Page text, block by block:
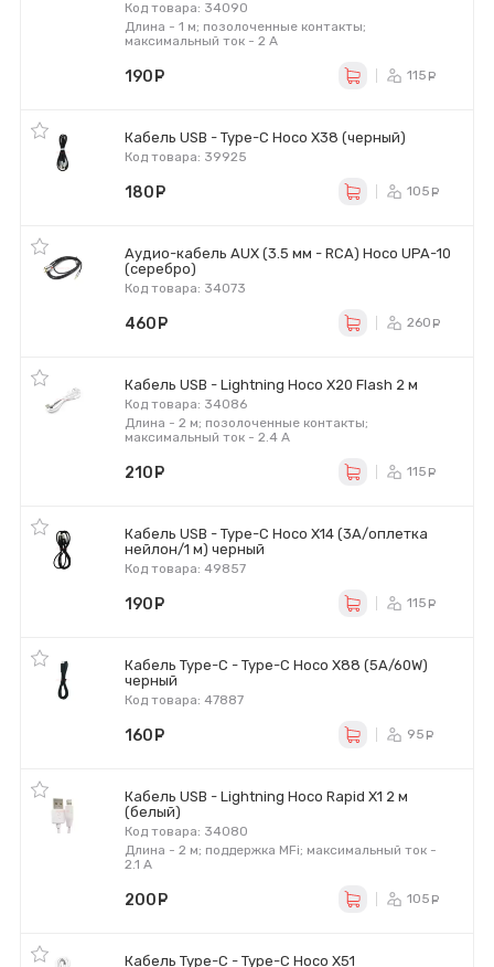
Код товара: 34090
Длина - 1 м; позолоченные контакты;
максимальный ток - 2 А
190 115
Кабель USB - Type-C Hoco X38 (черный)
Код товара: 39925
180 105
Аудио-кабель AUX (3.5 мм - RCA) Hoco UPA-10
(серебро)
Код товара: 34073
460 260
Кабель USB - Lightning Hoco X20 Flash 2 м
Код товара: 34086
Длина - 2 м; позолоченные контакты;
максимальный ток - 2.4 А
210 115
Кабель USB - Type-C Hoco X14 (3A/оплетка
нейлон/1 м) черный
Код товара: 49857
190 115
Кабель Type-C - Type-C Hoco X88 (5A/60W)
черный
Код товара: 47887
160 95
Кабель USB - Lightning Hoco Rapid X1 2 м
(белый)
Код товара: 34080
Длина - 2 м; поддержка MFi; максимальный ток -
2.1 А
200 105
Кабель Type-C - Type-C Hoco X51